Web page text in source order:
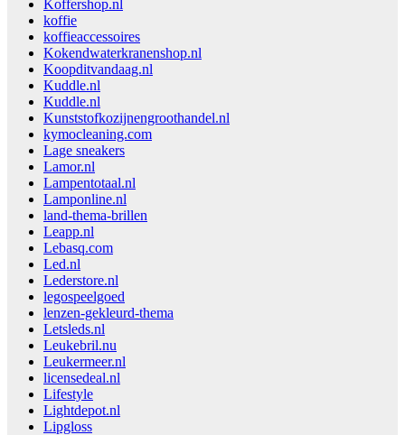
Koffershop.nl
koffie
koffieaccessoires
Kokendwaterkranenshop.nl
Koopditvandaag.nl
Kuddle.nl
Kuddle.nl
Kunststofkozijnengroothandel.nl
kymocleaning.com
Lage sneakers
Lamor.nl
Lampentotaal.nl
Lamponline.nl
land-thema-brillen
Leapp.nl
Lebasq.com
Led.nl
Lederstore.nl
legospeelgoed
lenzen-gekleurd-thema
Letsleds.nl
Leukebril.nu
Leukermeer.nl
licensedeal.nl
Lifestyle
Lightdepot.nl
Lipgloss